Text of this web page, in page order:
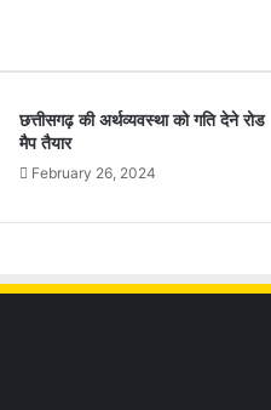
छत्तीसगढ़ की अर्थव्यवस्था को गति देने रोड
मैप तैयार
February 26, 2024